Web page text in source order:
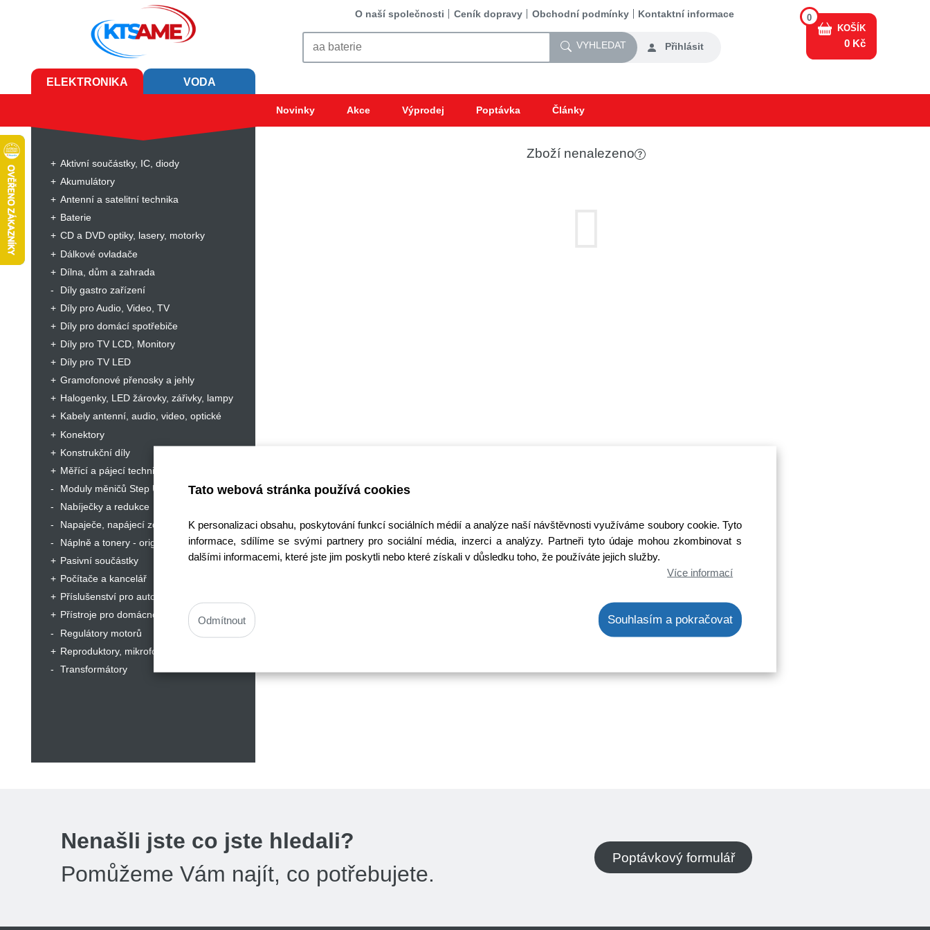
Tato webová stránka používá cookies
K personalizaci obsahu, poskytování funkcí sociálních médií a analýze naší návštěvnosti využíváme soubory cookie. Tyto
informace, sdílíme se svými partnery pro sociální média, inzerci a analýzy. Partneři tyto údaje mohou zkombinovat s
dalšími informacemi, které jste jim poskytli nebo které získali v důsledku toho, že používáte jejich služby.
Více informací
Souhlasím a pokračovat
Odmítnout
ELEKTRONIKA VODA
O naší společnosti Ceník dopravy Obchodní podmínky Kontaktní informace
Přihlásit
VYHLEDAT
0
KOŠÍK
0 Kč
Novinky Akce Výprodej Poptávka Články
Aktivní součástky, IC, diody
Akumulátory
Antenní a satelitní technika
Baterie
CD a DVD optiky, lasery, motorky
Dálkové ovladače
Dílna, dům a zahrada
Díly gastro zařízení
Díly pro Audio, Video, TV
Díly pro domácí spotřebiče
Díly pro TV LCD, Monitory
Díly pro TV LED
Gramofonové přenosky a jehly
Halogenky, LED žárovky, zářivky, lampy
Kabely antenní, audio, video, optické
Konektory
Konstrukční díly
Měřící a pájecí technika, servisní nářadí
Moduly měničů Step Up, Step Down
Nabíječky a redukce
Napaječe, napájecí zdroje
Náplně a tonery - originální
Pasivní součástky
Počítače a kancelář
Příslušenství pro autorádia
Přístroje pro domácnost a hobby
Regulátory motorů
Reproduktory, mikrofony, sluchátka
Transformátory
Zboží nenalezeno
Nenašli jste co jste hledali?
Pomůžeme Vám najít, co potřebujete.
Poptávkový formulář